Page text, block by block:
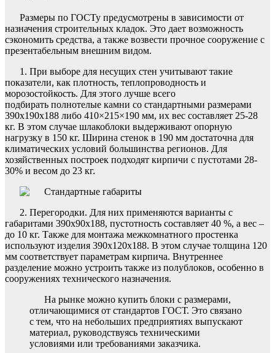
Размеры по ГОСТу предусмотрены в зависимости от
назначения строительных кладок. Это дает возможность
сэкономить средства, а также возвести прочное сооружение с
презентабельным внешним видом.
1. При выборе для несущих стен учитывают такие
показатели, как плотность, теплопроводность и
морозостойкость. Для этого лучше всего
подбирать полнотелые камни со стандартными размерами
390х190х188 либо 410×215×190 мм, их вес составляет 25-28
кг. В этом случае шлакоблоки выдерживают опорную
нагрузку в 150 кг. Ширина стенок в 190 мм достаточна для
климатических условий большинства регионов. Для
хозяйственных построек подходят кирпичи с пустотами 28-
30% и весом до 23 кг.
2. Перегородки. Для них применяются варианты с
габаритами 390х90х188, пустотность составляет 40 %, а вес –
до 10 кг. Также для монтажа межкомнатного простенка
используют изделия 390х120х188. В этом случае толщина 120
мм соответствует параметрам кирпича. Внутреннее
разделение можно устроить также из полублоков, особенно в
сооружениях технического назначения.
На рынке можно купить блоки с размерами,
отличающимися от стандартов ГОСТ. Это связано
с тем, что на небольших предприятиях выпускают
материал, руководствуясь техническими
условиями или требованиями заказчика.